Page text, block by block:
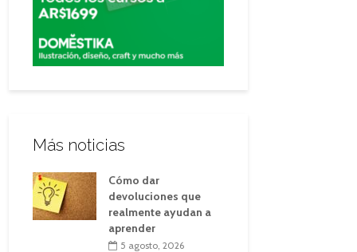
Más noticias
Cómo dar
devoluciones que
realmente ayudan a
aprender
5 agosto, 2026